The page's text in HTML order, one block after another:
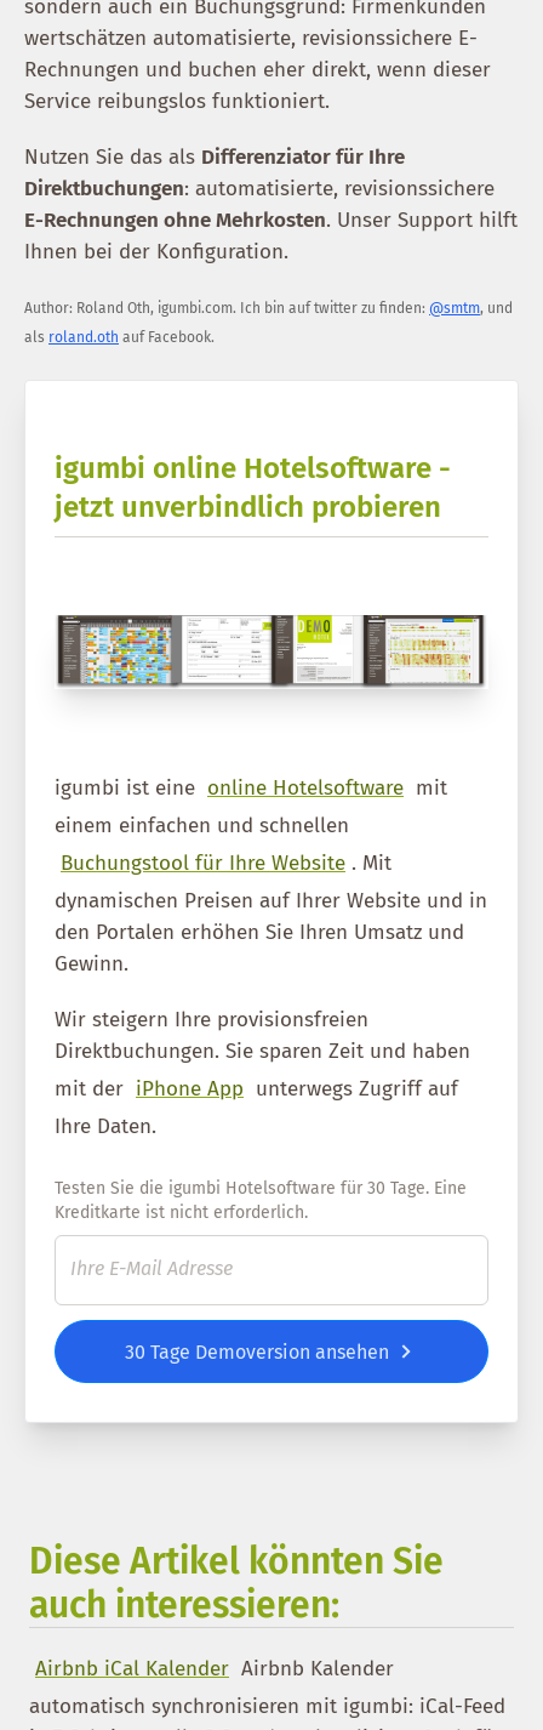
sondern auch ein Buchungsgrund: Firmenkunden
wertschätzen automatisierte, revisionssichere E-
Rechnungen und buchen eher direkt, wenn dieser
Service reibungslos funktioniert.
Nutzen Sie das als Differenziator für Ihre
Direktbuchungen: automatisierte, revisionssichere
E-Rechnungen ohne Mehrkosten. Unser Support hilft
Ihnen bei der Konfiguration.
Author: Roland Oth, igumbi.com. Ich bin auf twitter zu finden: @smtm, und
als roland.oth auf Facebook.
igumbi online Hotelsoftware -
jetzt unverbindlich probieren
igumbi ist eine online Hotelsoftware mit
einem einfachen und schnellen
Buchungstool für Ihre Website . Mit
dynamischen Preisen auf Ihrer Website und in
den Portalen erhöhen Sie Ihren Umsatz und
Gewinn.
Wir steigern Ihre provisionsfreien
Direktbuchungen. Sie sparen Zeit und haben
mit der iPhone App unterwegs Zugriff auf
Ihre Daten.
Testen Sie die igumbi Hotelsoftware für 30 Tage. Eine
Kreditkarte ist nicht erforderlich.
30 Tage Demoversion ansehen
Diese Artikel könnten Sie
auch interessieren:
Airbnb iCal Kalender Airbnb Kalender
automatisch synchronisieren mit igumbi: iCal-Feed